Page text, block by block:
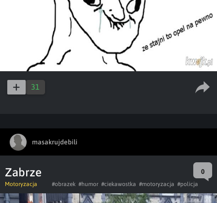
31
masakrujdebili
Zabrze 0
Motoryzacja #obrazek #humor #ciekawostka #motoryzacja #policja